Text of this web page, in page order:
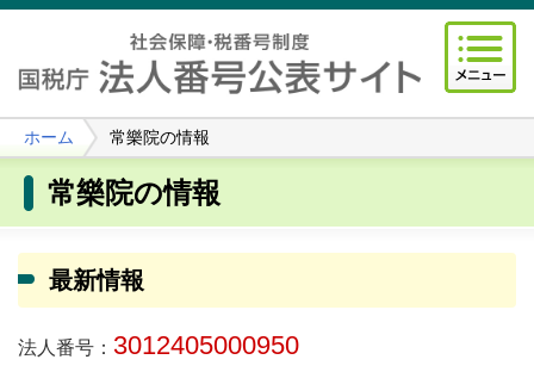
ホーム 常樂院の情報
常樂院の情報
最新情報
法人番号： 3012405000950